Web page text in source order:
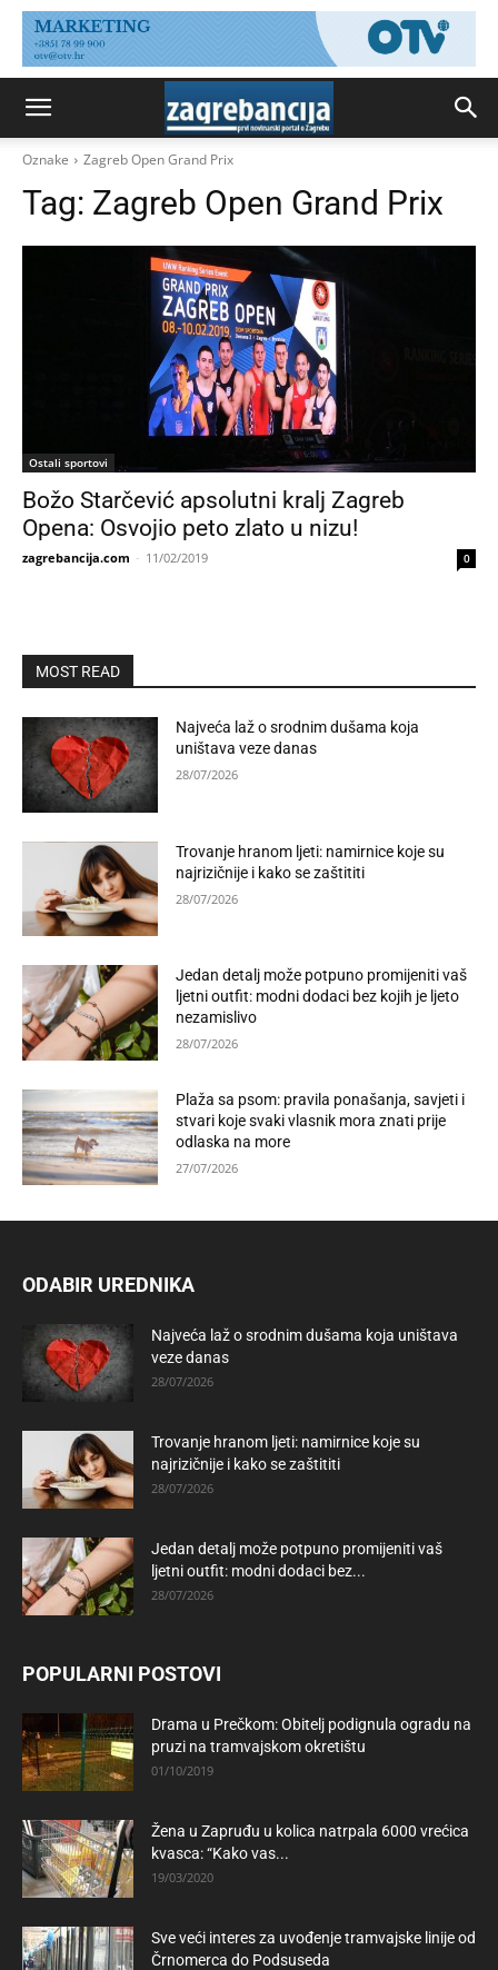
Oznake Zagreb Open Grand Prix
Tag: Zagreb Open Grand Prix
Ostali sportovi
Božo Starčević apsolutni kralj Zagreb
Opena: Osvojio peto zlato u nizu!
zagrebancija.com - 11/02/2019 0
MOST READ
Najveća laž o srodnim dušama koja
uništava veze danas
28/07/2026
Trovanje hranom ljeti: namirnice koje su
najrizičnije i kako se zaštititi
28/07/2026
Jedan detalj može potpuno promijeniti vaš
ljetni outfit: modni dodaci bez kojih je ljeto
nezamislivo
28/07/2026
Plaža sa psom: pravila ponašanja, savjeti i
stvari koje svaki vlasnik mora znati prije
odlaska na more
27/07/2026
ODABIR UREDNIKA
Najveća laž o srodnim dušama koja uništava
veze danas
28/07/2026
Trovanje hranom ljeti: namirnice koje su
najrizičnije i kako se zaštititi
28/07/2026
Jedan detalj može potpuno promijeniti vaš
ljetni outfit: modni dodaci bez...
28/07/2026
POPULARNI POSTOVI
Drama u Prečkom: Obitelj podignula ogradu na
pruzi na tramvajskom okretištu
01/10/2019
Žena u Zapruđu u kolica natrpala 6000 vrećica
kvasca: “Kako vas...
19/03/2020
Sve veći interes za uvođenje tramvajske linije od
Črnomerca do Podsuseda